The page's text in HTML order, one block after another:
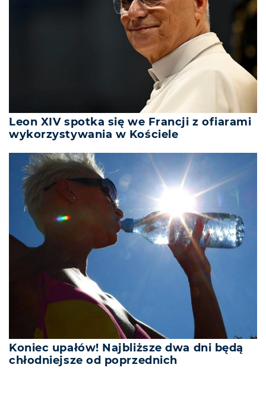
Leon XIV spotka się we Francji z ofiarami
wykorzystywania w Kościele
Koniec upałów! Najbliższe dwa dni będą
chłodniejsze od poprzednich